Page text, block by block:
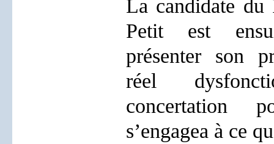
La candidate du
Petit est
présenter son
réel
concertation
s’engagea à ce